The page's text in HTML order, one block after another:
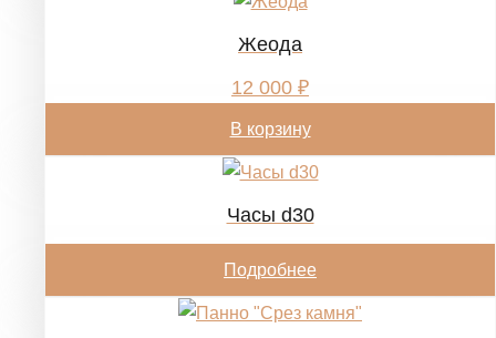
Жеода
12 000 ₽
В корзину
Часы d30
Подробнее